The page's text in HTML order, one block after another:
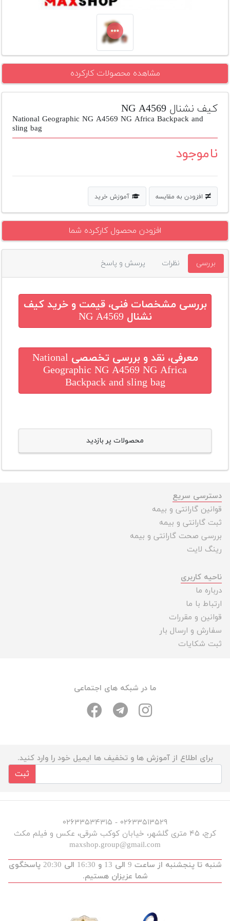
افزودن
دست
دوم
لیست
دوربین
مشاهده محصولات کارکرده
کیف نشنال NG A4569
National Geographic NG A4569 NG Africa Backpack and
sling bag
ناموجود
افزودن به مقایسه آموزش خرید
افزودن محصول کارکرده شما
بررسی نظرات پرسش و پاسخ
بررسی مشخصات فنی، قیمت و خریدکیف
نشنال NG A4569
معرفی، نقد و بررسی تخصصی National
Geographic NG A4569 NG Africa
Backpack and sling bag
محصولات پر بازدید
دسترسی سریع
قوانین گارانتی و بیمه
ثبت گارانتی و بیمه
بررسی صحت گارانتی و بیمه
رینگ لایت
ناحیه کاربری
درباره ما
ارتباط با ما
قوانین و مقررات
سفارش و ارسال بار
ثبت شکایات
ما در شبکه های اجتماعی
برای اطلاع از آموزش ها و تخفیف ها ایمیل خود را وارد کنید.
ثبت
۰۲۶۳۳۵۱۳۵۲۹ - ۰۲۶۳۳۵۳۴۳۱۵
کرج، ۴۵ متری گلشهر، خیابان کوکب شرقی، عکس و فیلم مکث
maxshop.group@gmail.com
شنبه تا پنجشنبه از ساعت 9 الی 13 و 16:30 الی 20:30 پاسخگوی
شما عزیزان هستیم.